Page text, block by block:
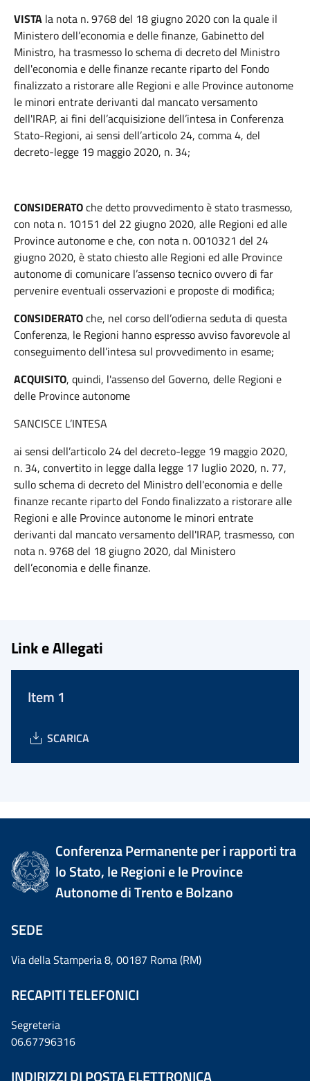
VISTA la nota n. 9768 del 18 giugno 2020 con la quale il
Ministero dell’economia e delle finanze, Gabinetto del
Ministro, ha trasmesso lo schema di decreto del Ministro
dell'economia e delle finanze recante riparto del Fondo
finalizzato a ristorare alle Regioni e alle Province autonome
le minori entrate derivanti dal mancato versamento
dell'IRAP, ai fini dell’acquisizione dell’intesa in Conferenza
Stato-Regioni, ai sensi dell’articolo 24, comma 4, del
decreto-legge 19 maggio 2020, n. 34;
CONSIDERATOche detto provvedimento è stato trasmesso,
con nota n. 10151 del 22 giugno 2020, alle Regioni ed alle
Province autonome e che, con nota n. 0010321 del 24
giugno 2020, è stato chiesto alle Regioni ed alle Province
autonome di comunicare l’assenso tecnico ovvero di far
pervenire eventuali osservazioni e proposte di modifica;
CONSIDERATOche, nel corso dell’odierna seduta di questa
Conferenza, le Regioni hanno espresso avviso favorevole al
conseguimento dell’intesa sul provvedimento in esame;
ACQUISITO, quindi, l'assenso del Governo, delle Regioni e
delle Province autonome
SANCISCE L’INTESA
ai sensi dell’articolo 24 del decreto-legge 19 maggio 2020,
n. 34, convertito in legge dalla legge 17 luglio 2020, n. 77,
sullo schema di decreto del Ministro dell'economia e delle
finanze recante riparto del Fondo finalizzato a ristorare alle
Regioni e alle Province autonome le minori entrate
derivanti dal mancato versamento dell'IRAP, trasmesso, con
nota n. 9768 del 18 giugno 2020, dal Ministero
dell’economia e delle finanze.
Link e Allegati
Item 1
SCARICA
Conferenza Permanente per i rapporti tra
lo Stato, le Regioni e le Province
Autonome di Trento e Bolzano
SEDE
Via della Stamperia 8, 00187 Roma (RM)
RECAPITI TELEFONICI
Segreteria
06.67796316
INDIRIZZI DI POSTA ELETTRONICA